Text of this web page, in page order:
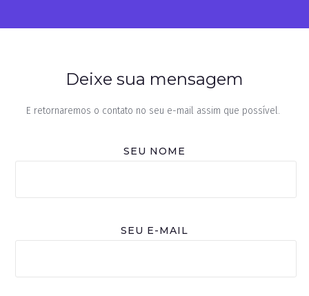
Deixe sua mensagem
E retornaremos o contato no seu e-mail assim que possível.
SEU NOME
SEU E-MAIL